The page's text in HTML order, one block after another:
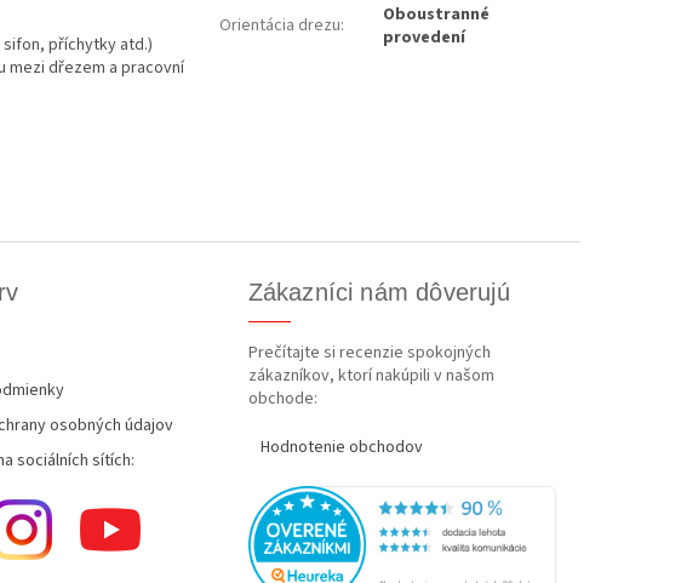
příchytky atd.)
mezi dřezem a pracovní
Orientácia drezu:
Oboustranné
provedení
osobných údajov
sociálních sítích:
Zákazníci nám dôverujú
Prečítajte si recenzie spokojných
zákazníkov, ktorí nakúpili v našom
obchode:
Hodnotenie obchodov